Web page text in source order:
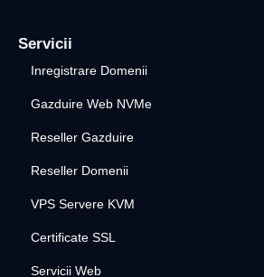
Servicii
Inregistrare Domenii
Gazduire Web NVMe
Reseller Gazduire
Reseller Domenii
VPS Servere KVM
Certificate SSL
Servicii Web